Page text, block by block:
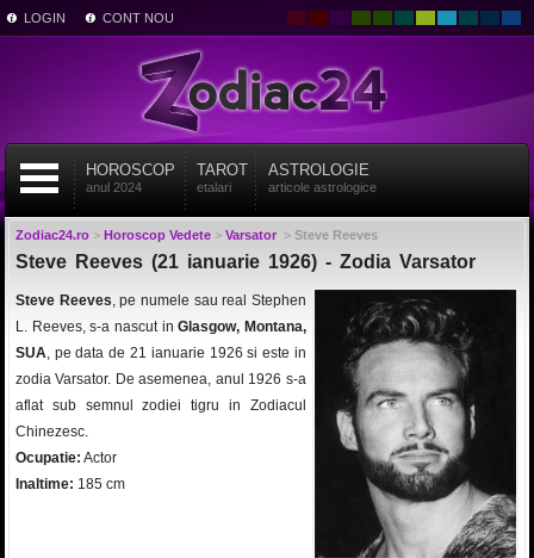
LOGIN CONT NOU
HOROSCOP
anul 2024
TAROT
etalari
ASTROLOGIE
articole astrologice
Zodiac24.ro> Horoscop Vedete> Varsator> Steve Reeves
Steve Reeves (21 ianuarie 1926) - Zodia Varsator
Steve Reeves, pe numele sau real Stephen
L. Reeves, s-a nascut inGlasgow, Montana,
SUA, pe data de 21 ianuarie 1926 si este in
zodia Varsator. De asemenea, anul 1926 s-a
aflat sub semnul zodiei tigru in Zodiacul
Chinezesc.
Ocupatie: Actor
Inaltime: 185 cm